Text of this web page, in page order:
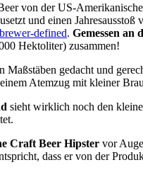
von der US-
und einen
defined. Gemessen an
Hektoliter) zusammen!
Maßstäben gedacht und
Atemzug mit kleiner
sieht wirklich noch den
Craft Beer Hipster vor
dass er von der